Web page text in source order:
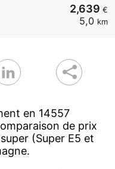
2,639 €
5,0 km
en 14557
de prix
(Super E5 et